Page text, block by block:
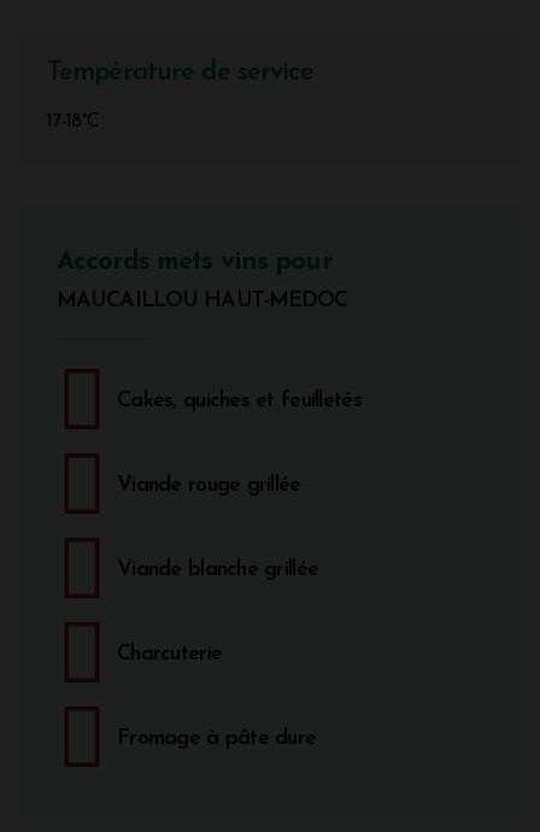
Température de service
17-18°C
Accords mets vins pour
MAUCAILLOU HAUT-MEDOC
Cakes, quiches et feuilletés
Viande rouge grillée
Viande blanche grillée
Charcuterie
Fromage à pâte dure